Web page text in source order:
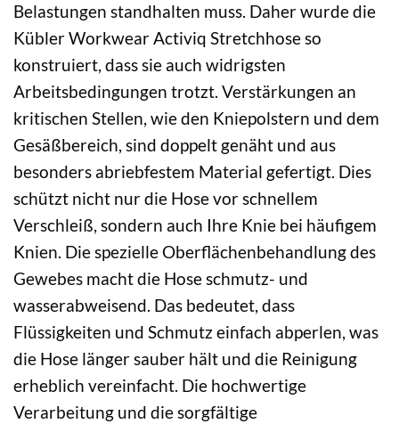
Belastungen standhalten muss. Daher wurde die
Kübler Workwear Activiq Stretchhose so
konstruiert, dass sie auch widrigsten
Arbeitsbedingungen trotzt. Verstärkungen an
kritischen Stellen, wie den Kniepolstern und dem
Gesäßbereich, sind doppelt genäht und aus
besonders abriebfestem Material gefertigt. Dies
schützt nicht nur die Hose vor schnellem
Verschleiß, sondern auch Ihre Knie bei häufigem
Knien. Die spezielle Oberflächenbehandlung des
Gewebes macht die Hose schmutz- und
wasserabweisend. Das bedeutet, dass
Flüssigkeiten und Schmutz einfach abperlen, was
die Hose länger sauber hält und die Reinigung
erheblich vereinfacht. Die hochwertige
Verarbeitung und die sorgfältige